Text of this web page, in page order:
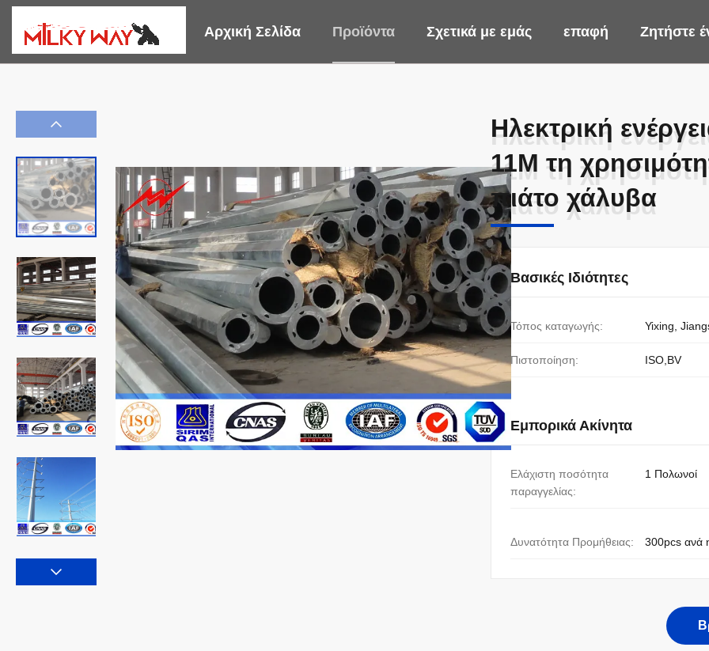
Αρχική Σελίδα Προϊόντα Σχετικά με εμάς επαφή Ζητήστε
Ηλεκτρική
11M τη
πιάτο χάλυβα
Ηλεκτρική
11M τη
πιάτο χάλυβα
Βασικές Ιδιότητες
Τόπος καταγωγής: Yixing,
Πιστοποίηση: ISO,BV
Εμπορικά Ακίνητα
Ελάχιστη ποσότητα
παραγγελίας:
1 Πολωνοί
Δυνατότητα Προμήθειας: 300pcs ανά